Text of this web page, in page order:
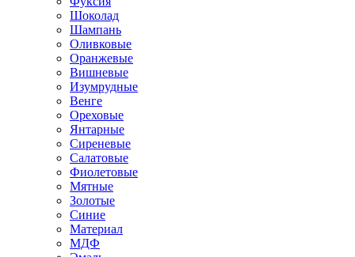
Шоколад
Шампань
Оливковые
Оранжевые
Вишневые
Изумрудные
Венге
Ореховые
Янтарные
Сиреневые
Салатовые
Фиолетовые
Мятные
Золотые
Синие
Материал
МДФ